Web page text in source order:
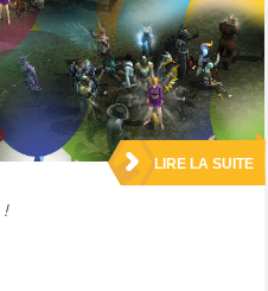
!
LIRE LA SUITE